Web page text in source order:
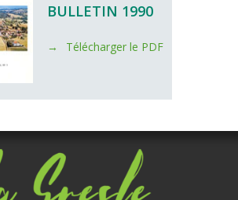
BULLETIN 1990
Télécharger le PDF